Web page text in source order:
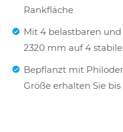
Rankfläche
Mit 4 belastbaren
2320 mm auf 4
Bepflanzt mit
Größe erhalten Sie